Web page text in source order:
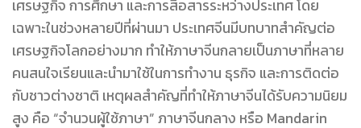
เศรษฐกิจ การศึกษา และการสื่อสารระหว่างประเทศ โดย
เฉพาะในช่วงหลายปีที่ผ่านมา ประเทศจีนมีบทบาทสำคัญต่อ
เศรษฐกิจโลกอย่างมาก ทำให้ภาษาจีนกลายเป็นภาษาที่หลาย
คนสนใจเรียนและนำมาใช้ในการทำงาน ธุรกิจ และการติดต่อ
กับชาวต่างชาติ เหตุผลสำคัญที่ทำให้ภาษาจีนได้รับความนิยม
สูง คือ “จำนวนผู้ใช้ภาษา” ภาษาจีนกลาง หรือ Mandarin